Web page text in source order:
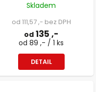
Skladem
od 111,57 ,- bez DPH
od 135 ,-
od 89 ,- / 1 ks
DETAIL